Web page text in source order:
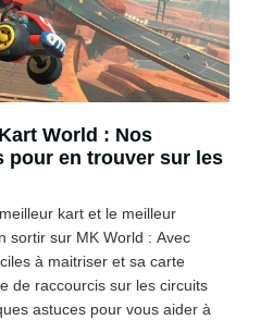
World : Nos
pour en trouver sur les
kart et le meilleur
sortir sur MK World : Avec
à maitriser et sa carte
de raccourcis sur les circuits
astuces pour vous aider à